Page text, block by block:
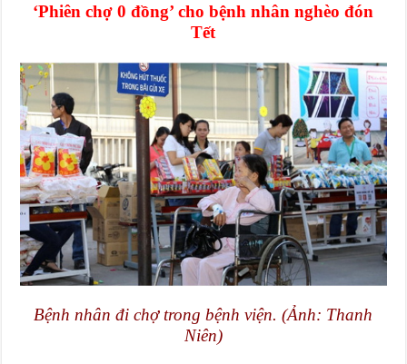
‘Phiên chợ 0 đồng’ cho bệnh nhân nghèo đón
Tết
Bệnh nhân đi chợ trong bệnh viện. (Ảnh: Thanh
Niên)